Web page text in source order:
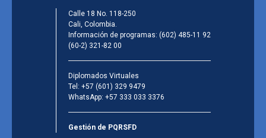
Calle 18 No. 118-250
Cali, Colombia.
Información de programas: (602) 485-11 92
(60-2) 321-82 00
Diplomados Virtuales
Tel: +57 (601) 329 9479
WhatsApp: +57 333 033 3376
Gestión de PQRSFD